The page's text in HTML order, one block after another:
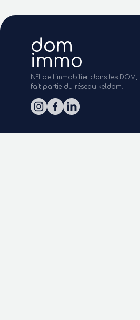
dom
immo
N°1 de l'immobilier dans les
fait partie du réseau keldom.